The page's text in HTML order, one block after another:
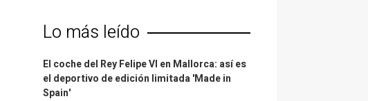
Lo más leído
El coche del Rey Felipe VI en Mallorca: así es
el deportivo de edición limitada 'Made in
Spain'